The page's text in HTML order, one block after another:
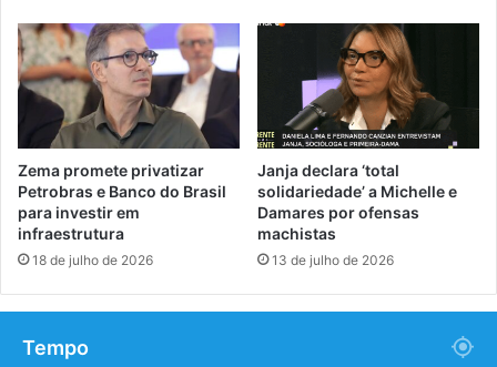
Zema promete privatizar
Petrobras e Banco do Brasil
para investir em
infraestrutura
18 de julho de 2026
Janja declara ‘total
solidariedade’ a Michelle e
Damares por ofensas
machistas
13 de julho de 2026
Tempo